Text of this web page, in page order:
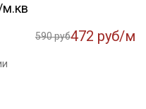
м.кв
590 руб472 руб/м